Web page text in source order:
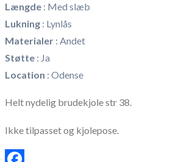
Længde : Med slæb
Lukning : Lynlås
Materialer : Andet
Støtte : Ja
Location : Odense
Helt nydelig brudekjole str 38.
Ikke tilpasset og kjolepose.